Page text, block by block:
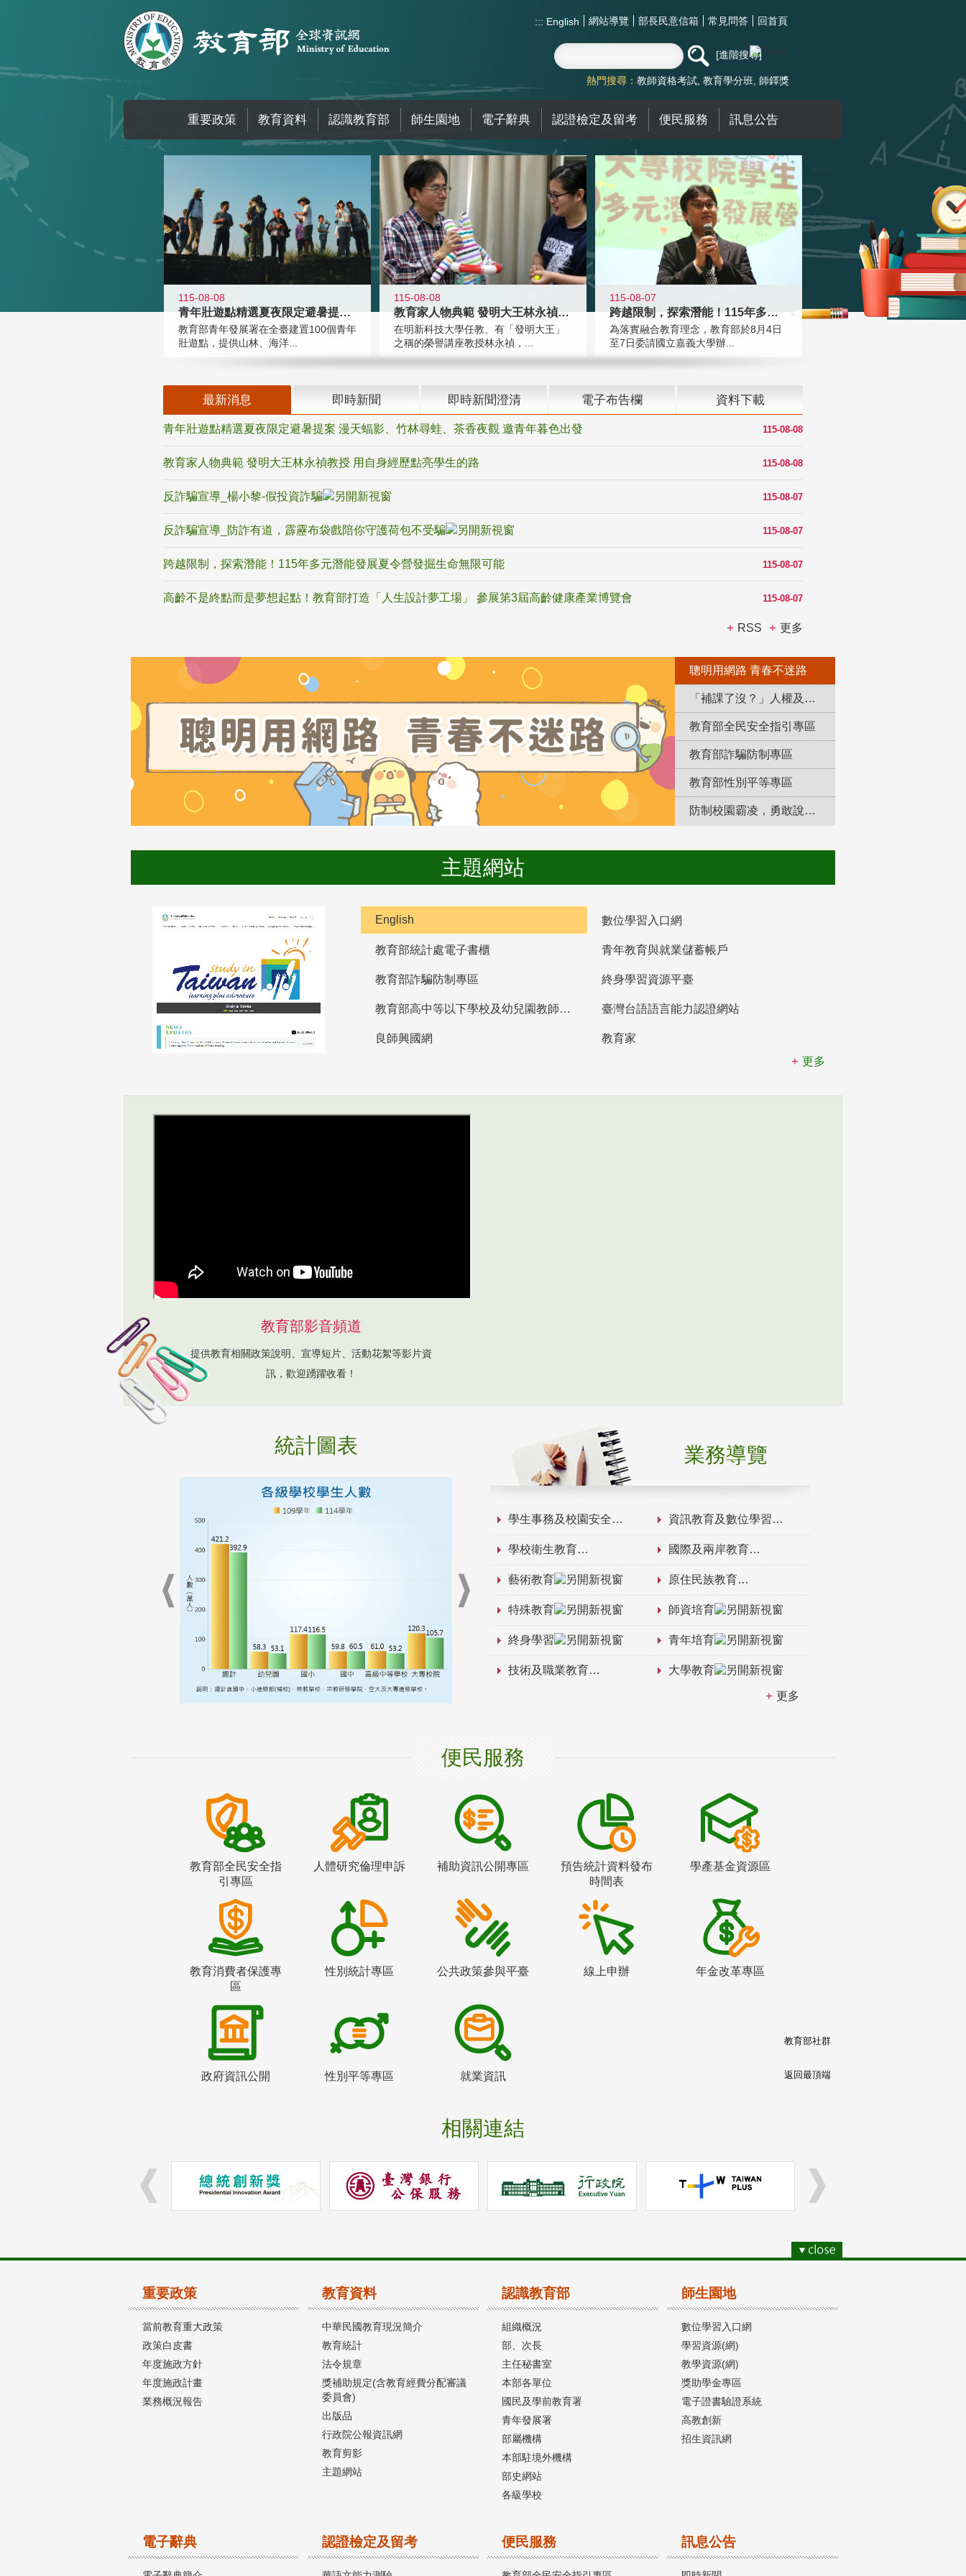
::: English 網站導覽 部長民意信箱 常見問答 回首頁
進階搜尋
熱門搜尋： 教師資格考試 教育學分班 師鐸獎
重要政策 教育資料 認識教育部 師生園地 電子辭典 認證檢定及留考 便民服務 訊息公告
:::
115-08-08
青年壯遊點精選夏夜限定避暑提案 漫
教育部青年發展署在全臺建置100個青年
壯遊點，提供山林、海洋...
115-08-08
教育家人物典範 發明大王林永禎教授
在明新科技大學任教、有「發明大王」
之稱的榮譽講座教授林永禎，...
115-08-07
跨越限制，探索潛能！115年多元潛
為落實融合教育理念，教育部於8月4日
至7日委請國立嘉義大學辦...
最新消息 即時新聞 即時新聞澄清 電子布告欄 資料下載
115-08-08
青年壯遊點精選夏夜限定避暑提案 漫天蝠影、竹林尋蛙、茶香夜觀 邀青年暮色出發
115-08-08
教育家人物典範 發明大王林永禎教授 用自身經歷點亮學生的路
115-08-07
反詐騙宣導_楊小黎-假投資詐騙
115-08-07
反詐騙宣導_防詐有道，霹靂布袋戲陪你守護荷包不受騙
115-08-07
跨越限制，探索潛能！115年多元潛能發展夏令營發掘生命無限可能
115-08-07
高齡不是終點而是夢想起點！教育部打造「人生設計夢工場」 參展第3屆高齡健康產業博覽會
RSS 更多
聰明用網路 青春不迷路
「補課了沒？」人權及轉型正義教育專區
教育部全民安全指引專區
教育部詐騙防制專區
教育部性別平等專區
防制校園霸凌，勇敢說出來！
主題網站
English 數位學習入口網
教育部統計處電子書櫃 青年教育與就業儲蓄帳戶
教育部詐騙防制專區 終身學習資源平臺
教育部高中等以下學校及幼兒園教師資格檢定考試 臺灣台語語言能力認證網站
良師興國網
教育家
更多
教育部影音頻道
提供教育相關政策說明、宣導短片、活動花絮等影片資
訊，歡迎踴躍收看！
統計圖表 業務導覽
學生事務及校園安全 資訊教育及數位學習
學校衛生教育 國際及兩岸教育
藝術教育 原住民族教育
特殊教育 師資培育
終身學習 青年培育
技術及職業教育 大學教育
更多
便民服務
教育部全民安全指
引專區
人體研究倫理申訴 補助資訊公開專區
預告統計資料發布
時間表
學產基金資源區
教育消費者保護專
區
性別統計專區 公共政策參與平臺 線上申辦 年金改革專區
政府資訊公開 性別平等專區 就業資訊
相關連結
教育部社群
返回最頂端
重要政策
當前教育重大政策
政策白皮書
年度施政方針
年度施政計畫
業務概況報告
教育資料
中華民國教育現況簡介
教育統計
法令規章
獎補助規定(含教育經費分配審議
委員會)
出版品
行政院公報資訊網
教育剪影
主題網站
認識教育部
組織概況
部、次長
主任秘書室
本部各單位
國民及學前教育署
青年發展署
部屬機構
本部駐境外機構
部史網站
各級學校
師生園地
數位學習入口網
學習資源(網)
教學資源(網)
獎助學金專區
電子證書驗證系統
高教創新
招生資訊網
電子辭典 認證檢定及留考 便民服務 訊息公告